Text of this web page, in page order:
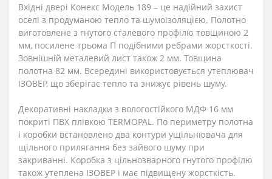
Вхідні двері Конекс Модель 189 – це надійний захист
оселі з продуманою тепло та шумоізоляцією. Полотно
виготовлене з гнутого сталевого профілю товщиною 2
мм, посилене трьома П подібними ребрами жорсткості.
Зовнішній металевий лист також 2 мм. Товщина
полотна 82 мм. Всередині використовується утеплювач
ІЗОВЕР, що зберігає тепло та знижує рівень шуму.
Декоративні накладки з вологостійкого МДФ 16 мм
покриті ПВХ плівкою TERMOPAL. По периметру полотна
і коробки встановлено два контури ущільнювача для
щільного прилягання без зайвого шуму при
закриванні. Коробка з цільнозварного гнутого профілю
також утеплена ІЗОВЕР і має підвищену жорсткість.